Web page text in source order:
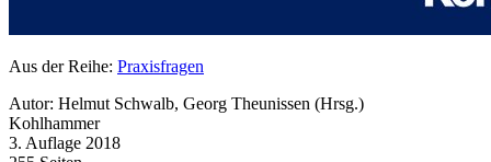
Aus der Reihe: Praxisfragen
Autor: Helmut Schwalb, Georg Theunissen (Hrsg.)
Kohlhammer
3. Auflage 2018